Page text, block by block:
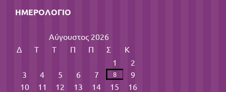
ΗΜΕΡΟΛΌΓΙΟ
Αύγουστος 2026
Δ
Τ Τ Π Π Σ
Κ
1
2
3
4 5 6 7 8
9
10
11 12 13 14 15
16